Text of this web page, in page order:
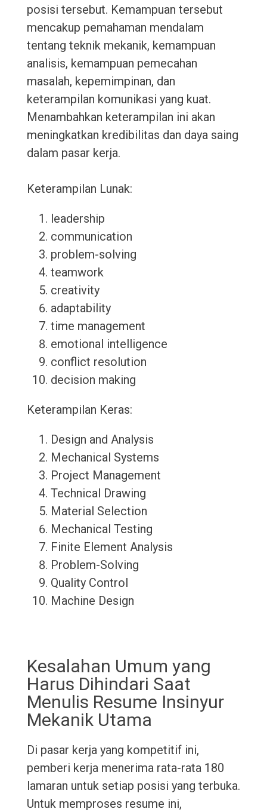
posisi tersebut. Kemampuan tersebut
mencakup pemahaman mendalam
tentang teknik mekanik, kemampuan
analisis, kemampuan pemecahan
masalah, kepemimpinan, dan
keterampilan komunikasi yang kuat.
Menambahkan keterampilan ini akan
meningkatkan kredibilitas dan daya saing
dalam pasar kerja.
Keterampilan Lunak:
leadership
communication
problem-solving
teamwork
creativity
adaptability
time management
emotional intelligence
conflict resolution
decision making
Keterampilan Keras:
Design and Analysis
Mechanical Systems
Project Management
Technical Drawing
Material Selection
Mechanical Testing
Finite Element Analysis
Problem-Solving
Quality Control
Machine Design
Kesalahan Umum yang
Harus Dihindari Saat
Menulis Resume Insinyur
Mekanik Utama
Di pasar kerja yang kompetitif ini,
pemberi kerja menerima rata-rata 180
lamaran untuk setiap posisi yang terbuka.
Untuk memproses resume ini,